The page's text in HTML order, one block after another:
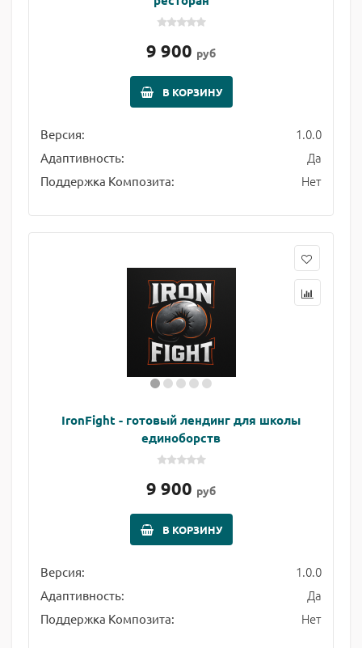
9 900 руб
В КОРЗИНУ
Версия: 1.0.0
Адаптивность: Да
Поддержка Композита: Нет
IronFight - готовый лендинг для школы
единоборств
9 900 руб
В КОРЗИНУ
Версия: 1.0.0
Адаптивность: Да
Поддержка Композита: Нет